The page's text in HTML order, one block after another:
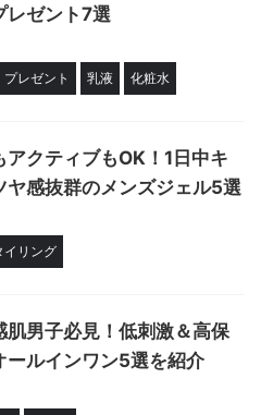
レゼント7選
プレゼント 乳液 化粧水
アクティブもOK！1日中キ
ヤ感抜群のメンズジェル5選
イリング
肌男子必見！低刺激＆高保
ールインワン5選を紹介